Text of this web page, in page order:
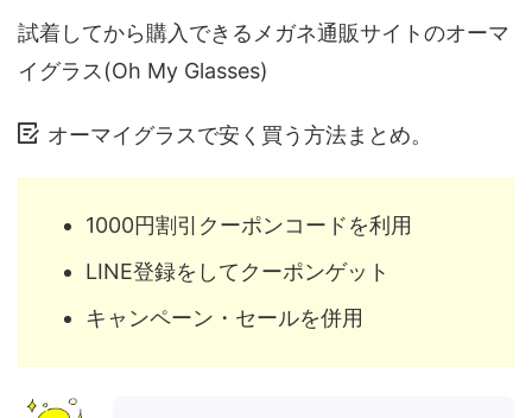
試着してから購入できるメガネ通販サイトのオーマ
イグラス(Oh My Glasses)
オーマイグラスで安く買う方法まとめ。
1000円割引クーポンコードを利用
LINE登録をしてクーポンゲット
キャンペーン・セールを併用